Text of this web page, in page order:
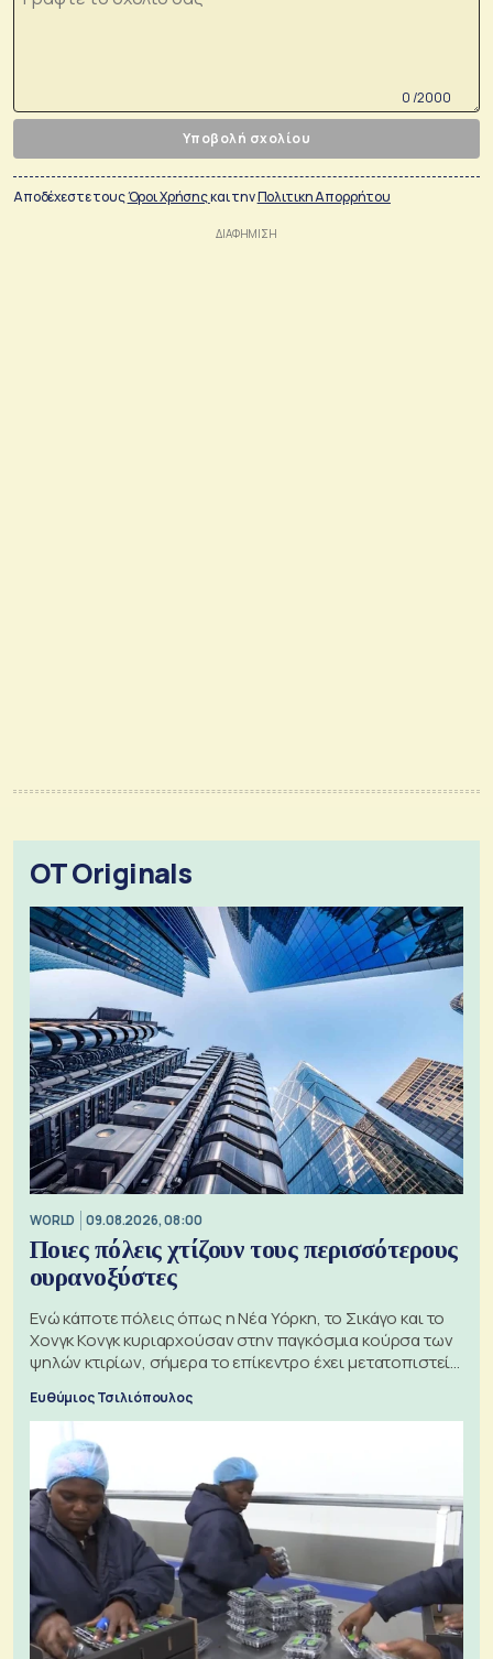
0 /2000
Υποβολή σχολίου
Αποδέχεστε τουςΌροι Χρήσηςκαι τηνΠολιτικη Απορρήτου
OT Originals
WORLD 09.08.2026, 08:00
Ποιες πόλεις χτίζουν τους περισσότερους
ουρανοξύστες
Ενώ κάποτε πόλεις όπως η Νέα Υόρκη, το Σικάγο και το
Χονγκ Κονγκ κυριαρχούσαν στην παγκόσμια κούρσα των
ψηλών κτιρίων, σήμερα το επίκεντρο έχει μετατοπιστεί
Ευθύμιος Τσιλιόπουλος